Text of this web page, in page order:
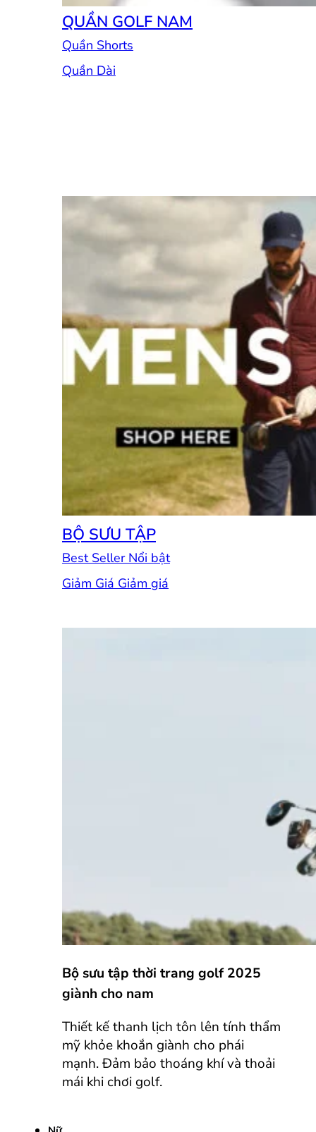
QUẦN GOLF NAM
Quần Shorts
Quần Dài
BỘ SƯU TẬP
Best Seller
Giảm Giá
Bộ sưu tập thời trang golf 2025
giành cho nam
Thiết kế thanh lịch tôn lên tính thẩm
mỹ khỏe khoắn giành cho phái
mạnh. Đảm bảo thoáng khí và thoải
mái khi chơi golf.